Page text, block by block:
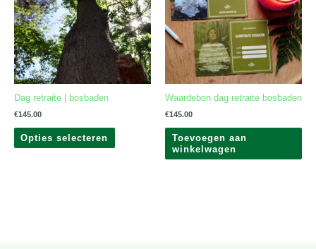
Dag retraite | bosbaden
€145.00
Opties selecteren
variaties.
Deze
optie
kan
gekozen
worden
op
productpagina
Waardebon dag retraite bosbaden
€145.00
Toevoegen aan
winkelwagen